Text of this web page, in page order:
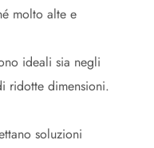
molto alte e
ideali sia negli
ridotte dimensioni.
soluzioni